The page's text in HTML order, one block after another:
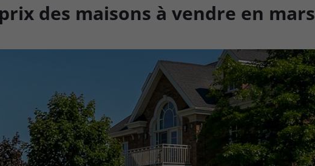
des maisons à vendre en mars